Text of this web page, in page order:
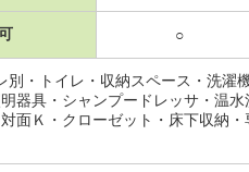
○
別・トイレ・収納スペース・洗濯
器具・シャンプードレッサ・温
面Ｋ・クローゼット・床下収納